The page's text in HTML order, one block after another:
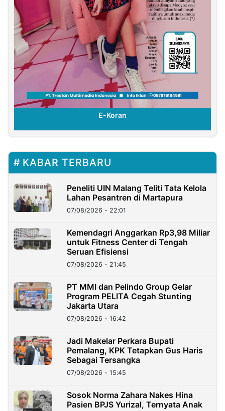
E-Koran
KABAR TERBARU
Peneliti UIN Malang Teliti Tata Kelola
Lahan Pesantren di Martapura
07/08/2026 - 22:01
Kemendagri Anggarkan Rp3,98 Miliar
untuk Fitness Center di Tengah
Seruan Efisiensi
07/08/2026 - 21:45
PT MMI dan Pelindo Group Gelar
Program PELITA Cegah Stunting
Jakarta Utara
07/08/2026 - 16:42
Jadi Makelar Perkara Bupati
Pemalang, KPK Tetapkan Gus Haris
Sebagai Tersangka
07/08/2026 - 15:45
Sosok Norma Zahara Nakes Hina
Pasien BPJS Yurizal, Ternyata Anak